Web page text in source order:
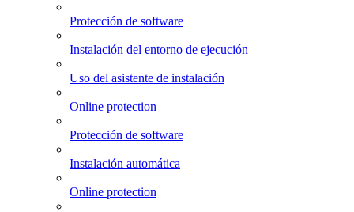
Protección de software
Instalación del entorno de ejecución
Uso del asistente de instalación
Online protection
Protección de software
Instalación automática
Online protection